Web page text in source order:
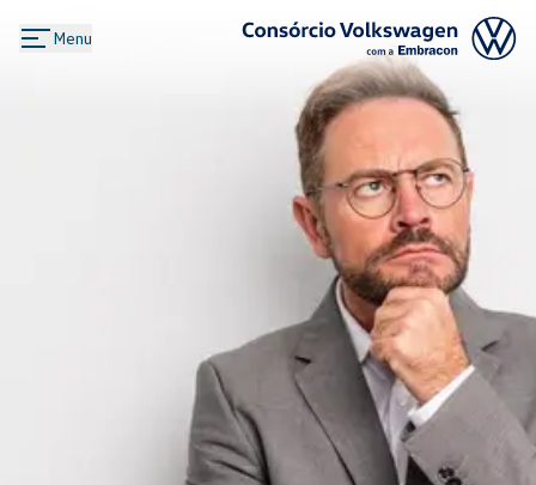
Menu
Logo Consórcio Volkswagen com